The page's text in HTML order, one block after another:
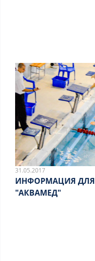
31.05.2017
ИНФОРМАЦИЯ ДЛЯ
"АКВАМЕД"